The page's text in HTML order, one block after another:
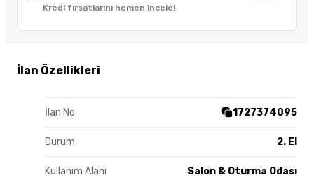
Kredi fırsatlarını hemen incele!
İlan Özellikleri
İlan No 1727374095
Durum 2. El
Kullanım Alanı Salon & Oturma Odası